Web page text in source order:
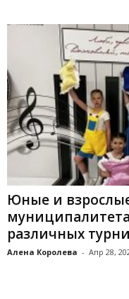
Юные и
различных
Алена Королева - Апр 28,